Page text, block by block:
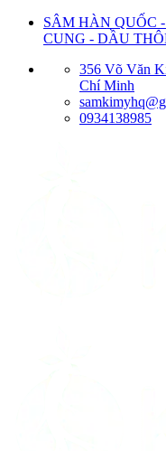
dung
SÂM HÀN QUỐC
CUNG - DẦU
356 Võ Văn
Chí Minh
0934138985